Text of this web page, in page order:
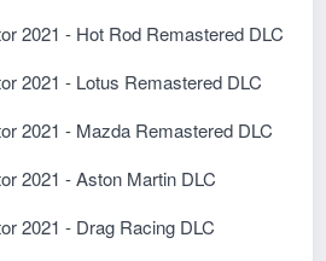
2021 - Hot Rod Remastered DLC
2021 - Lotus Remastered DLC
2021 - Mazda Remastered DLC
2021 - Aston Martin DLC
2021 - Drag Racing DLC